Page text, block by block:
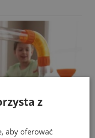
z
aby oferować